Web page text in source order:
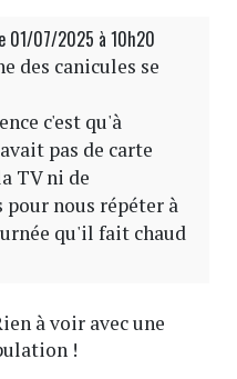
01/07/2025 à 10h20
des canicules se
c'est qu'à
pas de carte
TV ni de
nous répéter à
qu'il fait chaud
à voir avec une
!